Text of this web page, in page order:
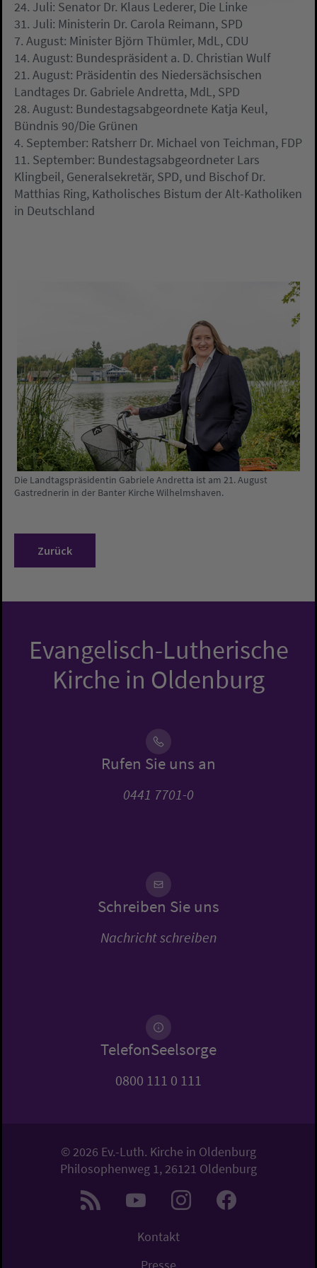
24. Juli: Senator Dr. Klaus Lederer, Die Linke
31. Juli: Ministerin Dr. Carola Reimann, SPD
7. August: Minister Björn Thümler, MdL, CDU
14. August: Bundespräsident a. D. Christian Wulf
21. August: Präsidentin des Niedersächsischen
Landtages Dr. Gabriele Andretta, MdL, SPD
28. August: Bundestagsabgeordnete Katja Keul,
Bündnis 90/Die Grünen
4. September: Ratsherr Dr. Michael von Teichman, FDP
11. September: Bundestagsabgeordneter Lars
Klingbeil, Generalsekretär, SPD, und Bischof Dr.
Matthias Ring, Katholisches Bistum der Alt-Katholiken
in Deutschland
Die Landtagspräsidentin Gabriele Andretta ist am 21. August
Gastrednerin in der Banter Kirche Wilhelmshaven.
Zurück
Evangelisch-Lutherische
Kirche in Oldenburg
Rufen Sie uns an
0441 7701-0
Schreiben Sie uns
Nachricht schreiben
TelefonSeelsorge
0800 111 0 111
© 2026 Ev.-Luth. Kirche in Oldenburg
Philosophenweg 1, 26121 Oldenburg
Kontakt
Presse